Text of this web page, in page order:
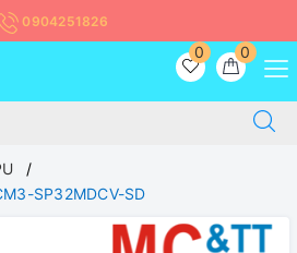
0904251826
0
0
SP32MDCV-SD